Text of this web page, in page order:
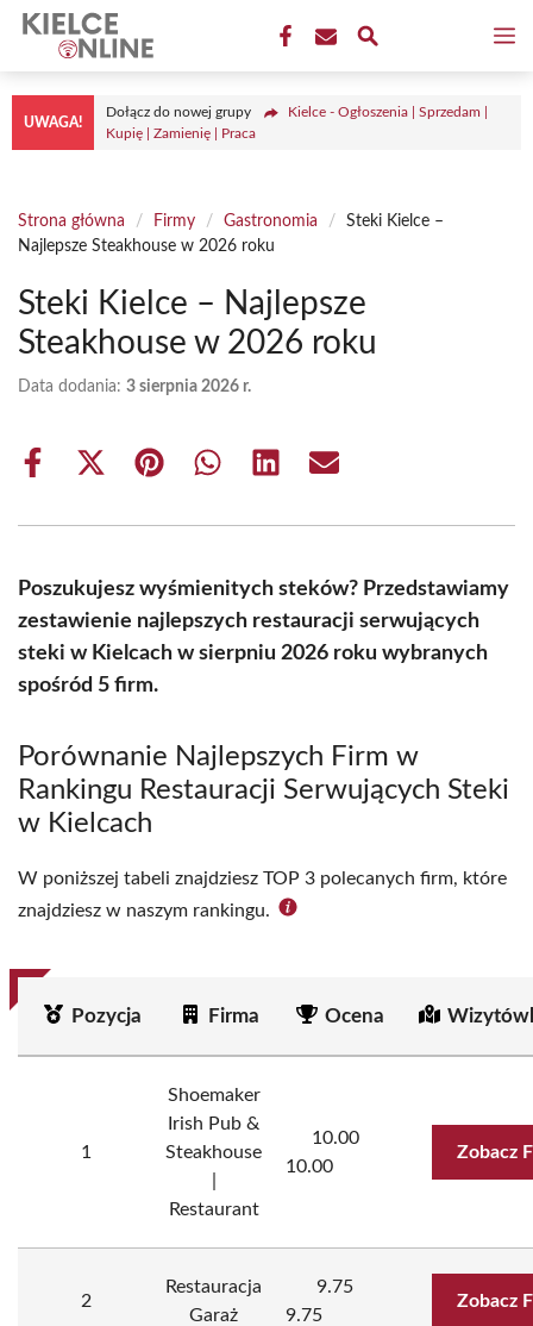
Przejdź
treści
UWAGA!
Dołącz do nowej grupy
Kielce - Ogłoszenia | Sprzedam |
Kupię | Zamienię | Praca
Strona główna / Firmy / Gastronomia /
Steki Kielce –
Najlepsze Steakhouse w 2026 roku
Steki Kielce – Najlepsze
Steakhouse w 2026 roku
Data dodania: 3 sierpnia 2026 r.
Share
Share
(Twitter)
Share Share Share Share
Poszukujesz wyśmienitych steków? Przedstawiamy
zestawienie najlepszych restauracji serwujących
steki w Kielcach w sierpniu 2026 roku wybranych
spośród 5 firm.
Porównanie Najlepszych Firm w
Rankingu Restauracji Serwujących Steki
w Kielcach
W poniższej tabeli znajdziesz TOP 3 polecanych firm, które
znajdziesz w naszym rankingu.
Pozycja Firma Ocena
1
Shoemaker
Irish Pub &
Steakhouse
Restaurant
10.00
10.00
Zobacz
2
Restauracja
Garaż
9.75
9.75
Zobacz